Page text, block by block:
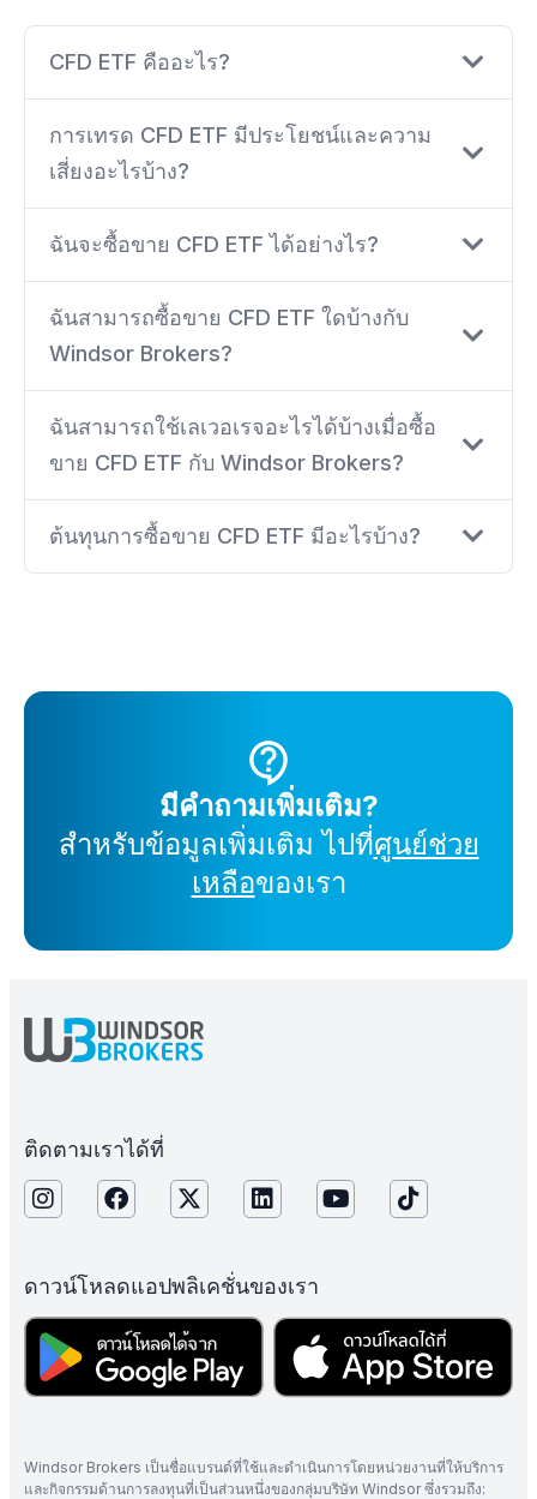
CFD ETF คืออะไร?
การเทรด CFD ETF มีประโยชน์และความ
เสี่ยงอะไรบ้าง?
ฉันจะซื้อขาย CFD ETF ได้อย่างไร?
ฉันสามารถซื้อขาย CFD ETF ใดบ้างกับ
Windsor Brokers?
ฉันสามารถใช้เลเวอเรจอะไรได้บ้างเมื่อซื้อ
ขาย CFD ETF กับ Windsor Brokers?
ต้นทุนการซื้อขาย CFD ETF มีอะไรบ้าง?
มีคำถามเพิ่มเติม?
สำหรับข้อมูลเพิ่มเติม ไปที่ศูนย์ช่วย
เหลือของเรา
ติดตามเราได้ที่
ดาวน์โหลดแอปพลิเคชั่นของเรา
Windsor Brokers เป็นชื่อแบรนด์ที่ใช้และดำเนินการโดยหน่วยงานที่ให้บริการ
และกิจกรรมด้านการลงทุนที่เป็นส่วนหนึ่งของกลุ่มบริษัท Windsor ซึ่งรวมถึง: